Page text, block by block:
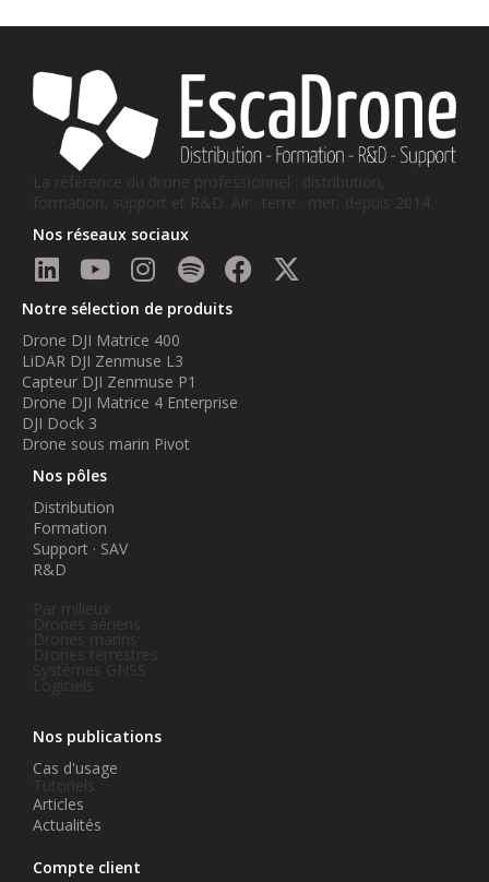
La référence du drone professionnel : distribution,
formation, support et R&D. Air · terre · mer, depuis 2014.
Nos réseaux sociaux
Notre sélection de produits
Drone DJI Matrice 400
LiDAR DJI Zenmuse L3
Capteur DJI Zenmuse P1
Drone DJI Matrice 4 Enterprise
DJI Dock 3
Drone sous marin Pivot
Nos pôles
Distribution
Formation
Support · SAV
R&D
Drones aériens
Drones marins
Drones terrestres
Systèmes GNSS
Logiciels
Nos publications
Cas d'usage
Tutoriels
Articles
Actualités
Compte client